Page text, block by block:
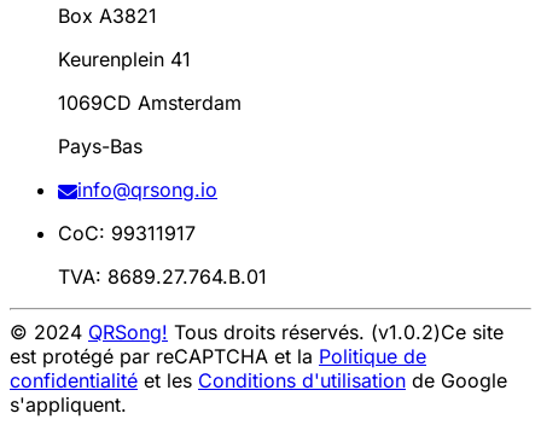
Box A3821
Keurenplein 41
1069CD Amsterdam
Pays-Bas
info@qrsong.io
CoC: 99311917
TVA: 8689.27.764.B.01
© 2024 QRSong! Tous droits réservés. (v1.0.2)Ce site
est protégé par reCAPTCHA et la Politique de
confidentialité et les Conditions d'utilisation de Google
s'appliquent.